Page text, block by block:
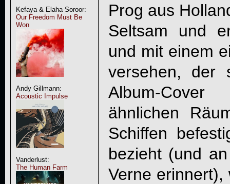
Kefaya & Elaha Soroor:
Our Freedom Must Be
Won
Andy Gillmann:
Acoustic Impulse
Vanderlust:
The Human Farm
Prog aus
Seltsam und
und mit einem
versehen,
Album-Cover
ähnlichen
Schiffen
bezieht (und
Verne erinnert),